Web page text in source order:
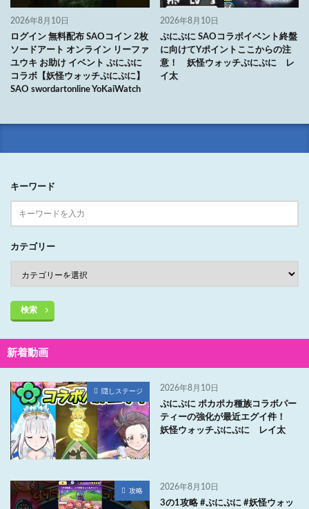
2026年8月10日
ログイン 無料配布 SAOコイン 2枚
ソードアート オンライン リーファ
ユウキ お助け イベント ぷにぷに
コラボ【妖怪ウォッチぷにぷに】
SAO swordartonline YoKaiWatch
2026年8月10日
ぷにぷに SAOコラボイベント終盤
に向けてYポイントここからの注
意！ 妖怪ウォッチぷにぷに レ
イ太
キーワード
カテゴリー
検索
新着動画
隠しステージ 2026年8月10日
ぷにぷに ポカポカ種族コラボパー
ティーの強化が最近エグイ件！
妖怪ウォッチぷにぷに レイ太
攻略 2026年8月10日
3の1攻略 #ぷにぷに #妖怪ウォッ